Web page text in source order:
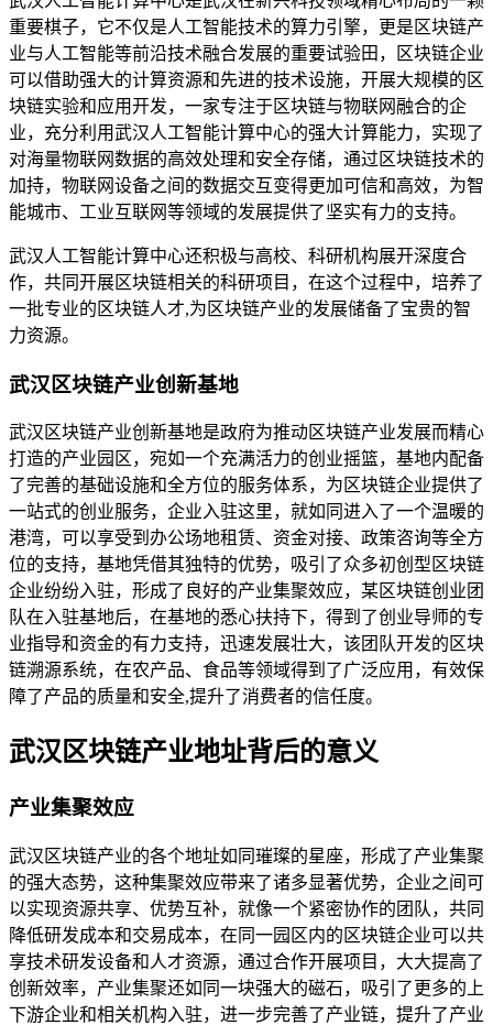
重要棋子，它不仅是人工智能技术的算力引擎，更是区块链产
业与人工智能等前沿技术融合发展的重要试验田，区块链企业
可以借助强大的计算资源和先进的技术设施，开展大规模的区
块链实验和应用开发，一家专注于区块链与物联网融合的企
业，充分利用武汉人工智能计算中心的强大计算能力，实现了
对海量物联网数据的高效处理和安全存储，通过区块链技术的
加持，物联网设备之间的数据交互变得更加可信和高效，为智
能城市、工业互联网等领域的发展提供了坚实有力的支持。
武汉人工智能计算中心还积极与高校、科研机构展开深度合
作，共同开展区块链相关的科研项目，在这个过程中，培养了
一批专业的区块链人才,为区块链产业的发展储备了宝贵的智
力资源。
武汉区块链产业创新基地
武汉区块链产业创新基地是政府为推动区块链产业发展而精心
打造的产业园区，宛如一个充满活力的创业摇篮，基地内配备
了完善的基础设施和全方位的服务体系，为区块链企业提供了
一站式的创业服务，企业入驻这里，就如同进入了一个温暖的
港湾，可以享受到办公场地租赁、资金对接、政策咨询等全方
位的支持，基地凭借其独特的优势，吸引了众多初创型区块链
企业纷纷入驻，形成了良好的产业集聚效应，某区块链创业团
队在入驻基地后，在基地的悉心扶持下，得到了创业导师的专
业指导和资金的有力支持，迅速发展壮大，该团队开发的区块
链溯源系统，在农产品、食品等领域得到了广泛应用，有效保
障了产品的质量和安全,提升了消费者的信任度。
武汉区块链产业地址背后的意义
产业集聚效应
武汉区块链产业的各个地址如同璀璨的星座，形成了产业集聚
的强大态势，这种集聚效应带来了诸多显著优势，企业之间可
以实现资源共享、优势互补，就像一个紧密协作的团队，共同
降低研发成本和交易成本，在同一园区内的区块链企业可以共
享技术研发设备和人才资源，通过合作开展项目，大大提高了
创新效率，产业集聚还如同一块强大的磁石，吸引了更多的上
下游企业和相关机构入驻，进一步完善了产业链，提升了产业